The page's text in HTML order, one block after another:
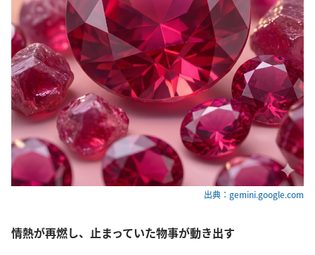
出典：gemini.google.com
情熱が再燃し、止まっていた物事が動き出す